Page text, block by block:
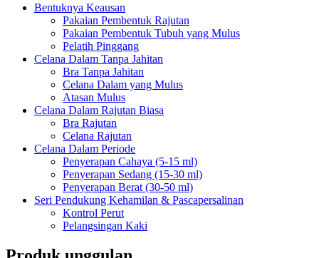
Bentuknya Keausan
Pakaian Pembentuk Rajutan
Pakaian Pembentuk Tubuh yang Mulus
Pelatih Pinggang
Celana Dalam Tanpa Jahitan
Bra Tanpa Jahitan
Celana Dalam yang Mulus
Atasan Mulus
Celana Dalam Rajutan Biasa
Bra Rajutan
Celana Rajutan
Celana Dalam Periode
Penyerapan Cahaya (5-15 ml)
Penyerapan Sedang (15-30 ml)
Penyerapan Berat (30-50 ml)
Seri Pendukung Kehamilan & Pascapersalinan
Kontrol Perut
Pelangsingan Kaki